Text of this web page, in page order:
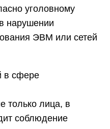
уголовному
нарушении
ЭВМ или сетей
в сфере
только лица, в
соблюдение